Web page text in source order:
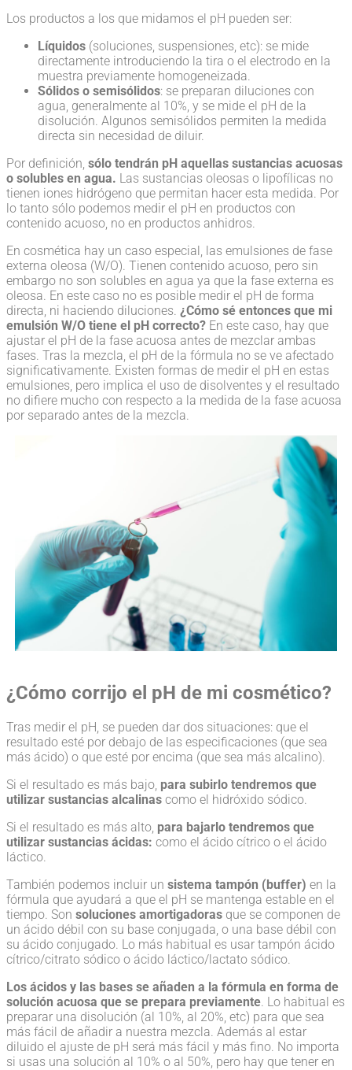
Los productos a los que midamos el pH pueden ser:
Líquidos (soluciones, suspensiones, etc): se mide
directamente introduciendo la tira o el electrodo en la
muestra previamente homogeneizada.
Sólidos o semisólidos: se preparan diluciones con
agua, generalmente al 10%, y se mide el pH de la
disolución. Algunos semisólidos permiten la medida
directa sin necesidad de diluir.
Por definición, sólo tendrán pH aquellas sustancias acuosas
o solubles en agua. Las sustancias oleosas o lipofílicas no
tienen iones hidrógeno que permitan hacer esta medida. Por
lo tanto sólo podemos medir el pH en productos con
contenido acuoso, no en productos anhidros.
En cosmética hay un caso especial, las emulsiones de fase
externa oleosa (W/O). Tienen contenido acuoso, pero sin
embargo no son solubles en agua ya que la fase externa es
oleosa. En este caso no es posible medir el pH de forma
directa, ni haciendo diluciones. ¿Cómo sé entonces que mi
emulsión W/O tiene el pH correcto? En este caso, hay que
ajustar el pH de la fase acuosa antes de mezclar ambas
fases. Tras la mezcla, el pH de la fórmula no se ve afectado
significativamente. Existen formas de medir el pH en estas
emulsiones, pero implica el uso de disolventes y el resultado
no difiere mucho con respecto a la medida de la fase acuosa
por separado antes de la mezcla.
¿Cómo corrijo el pH de mi cosmético?
Tras medir el pH, se pueden dar dos situaciones: que el
resultado esté por debajo de las especificaciones (que sea
más ácido) o que esté por encima (que sea más alcalino).
Si el resultado es más bajo, para subirlo tendremos que
utilizar sustancias alcalinas como el hidróxido sódico.
Si el resultado es más alto, para bajarlo tendremos que
utilizar sustancias ácidas: como el ácido cítrico o el ácido
láctico.
También podemos incluir un sistema tampón (buffer) en la
fórmula que ayudará a que el pH se mantenga estable en el
tiempo. Son soluciones amortigadoras que se componen de
un ácido débil con su base conjugada, o una base débil con
su ácido conjugado. Lo más habitual es usar tampón ácido
cítrico/citrato sódico o ácido láctico/lactato sódico.
Los ácidos y las bases se añaden a la fórmula en forma de
solución acuosa que se prepara previamente. Lo habitual es
preparar una disolución (al 10%, al 20%, etc) para que sea
más fácil de añadir a nuestra mezcla. Además al estar
diluido el ajuste de pH será más fácil y más fino. No importa
si usas una solución al 10% o al 50%, pero hay que tener en